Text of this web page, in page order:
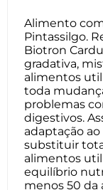
Alimento
Pintassilgo.
Biotron
gradativa,
alimentos
toda
problemas
digestivos.
adaptação
substituir
alimentos
equilíbrio
menos 50 da